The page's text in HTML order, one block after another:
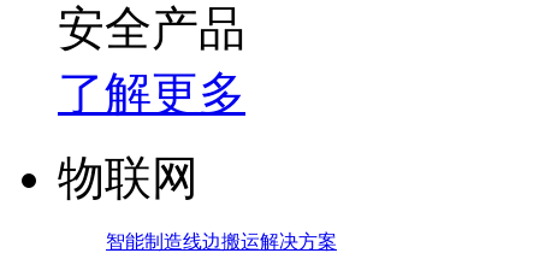
安全产品
了解更多
物联网
智能制造线边搬运解决方案